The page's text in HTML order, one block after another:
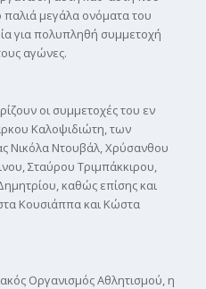
μεγάλα ονόματα του
για πολυπληθή συμμετοχή
αγώνες.
οι συμμετοχές του εν
Καλοψιδιώτη, των
Νικόλα Ντουβάλ, Χρύσανθου
Σταύρου Τριμπάκκιρου,
καθώς επίσης και
Κουσιάππα και Κώστα
Οργανισμός Αθλητισμού, η